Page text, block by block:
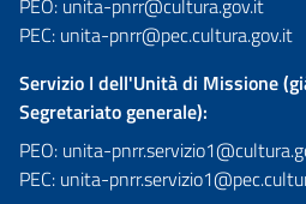
PEC: unita-pnrr@pec.cultura.gov.it
Servizio I dell'Unità di Missione
Segretariato generale):
PEO: unita-
PEC: unita-